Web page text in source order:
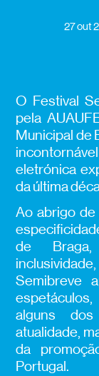
27 out
O Festival
pela
Municipal de
eletrónica
da última
Ao abrigo
de
Semibreve
alguns
atualidade,
da
Portugal.